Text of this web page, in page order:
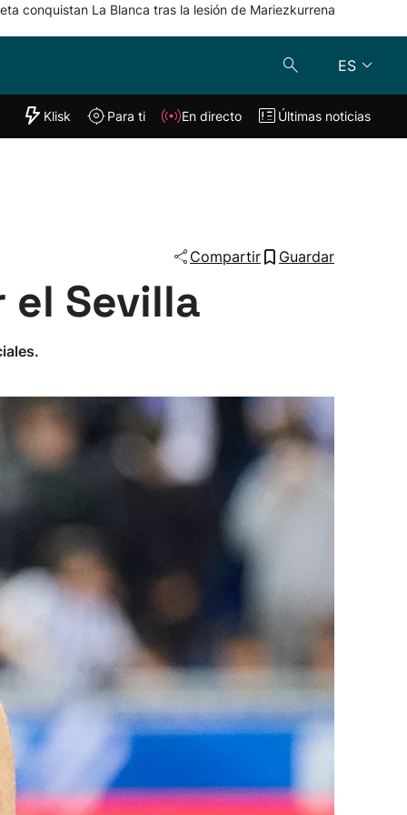
conquistan La Blanca tras la lesión de Mariezkurrena
ES
"Helmuga"
Klisk En directo
Klisk Para ti En directo Últimas noticias
Compartir Guardar
Sevilla